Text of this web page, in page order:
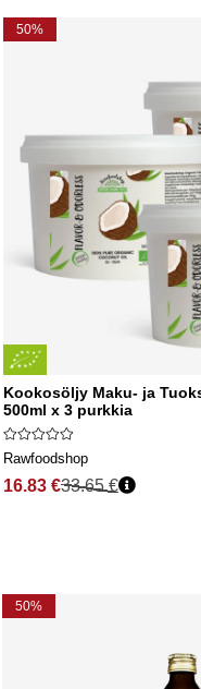
vaadi
50%
Kookosöljy Maku- ja
500ml x 3 purkkia
Rawfoodshop
16.83 €33.65 €
50%